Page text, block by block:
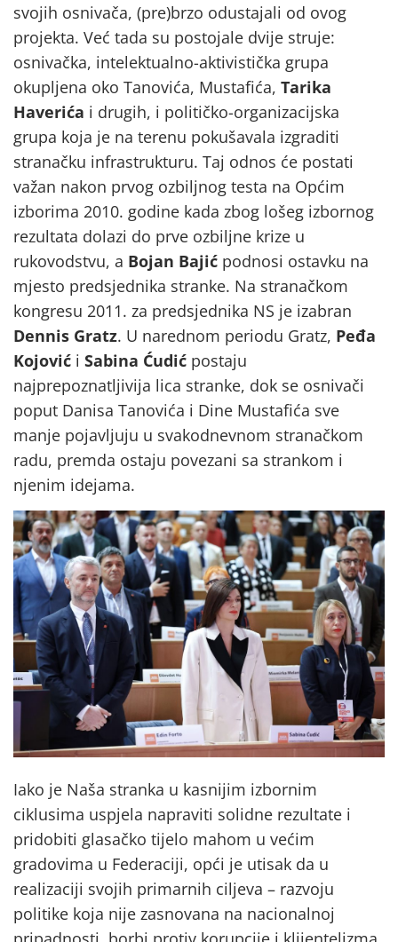
svojih osnivača, (pre)brzo odustajali od ovog
projekta. Već tada su postojale dvije struje:
osnivačka, intelektualno-aktivistička grupa
okupljena oko Tanovića, Mustafića, Tarika
Haverića i drugih, i političko-organizacijska
grupa koja je na terenu pokušavala izgraditi
stranačku infrastrukturu. Taj odnos će postati
važan nakon prvog ozbiljnog testa na Općim
izborima 2010. godine kada zbog lošeg izbornog
rezultata dolazi do prve ozbiljne krize u
rukovodstvu, a Bojan Bajić podnosi ostavku na
mjesto predsjednika stranke. Na stranačkom
kongresu 2011. za predsjednika NS je izabran
Dennis Gratz. U narednom periodu Gratz, Peđa
Kojović i Sabina Ćudić postaju
najprepoznatljivija lica stranke, dok se osnivači
poput Danisa Tanovića i Dine Mustafića sve
manje pojavljuju u svakodnevnom stranačkom
radu, premda ostaju povezani sa strankom i
njenim idejama.
Iako je Naša stranka u kasnijim izbornim
ciklusima uspjela napraviti solidne rezultate i
pridobiti glasačko tijelo mahom u većim
gradovima u Federaciji, opći je utisak da u
realizaciji svojih primarnih ciljeva – razvoju
politike koja nije zasnovana na nacionalnoj